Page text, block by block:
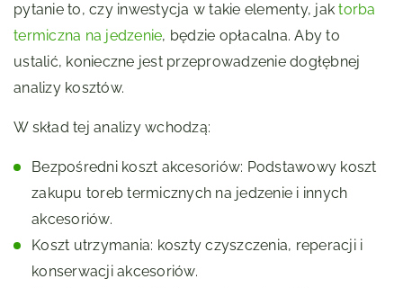
pytanie to, czy inwestycja w takie elementy, jaktorba
termiczna na jedzenie, będzie opłacalna. Aby to
ustalić, konieczne jest przeprowadzenie dogłębnej
analizy kosztów.
W skład tej analizy wchodzą:
Bezpośredni koszt akcesoriów: Podstawowy koszt
zakupu toreb termicznych na jedzenie i innych
akcesoriów.
Koszt utrzymania: koszty czyszczenia, reperacji i
konserwacji akcesoriów.